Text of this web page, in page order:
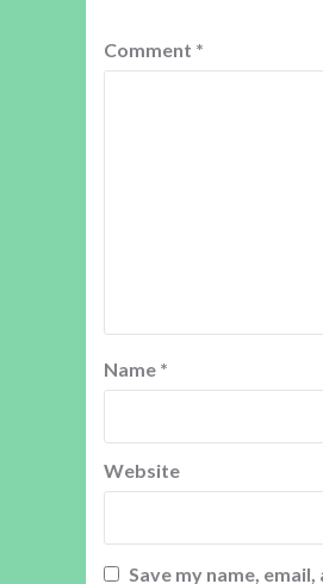
Comment *
Name *
Website
Save my name,